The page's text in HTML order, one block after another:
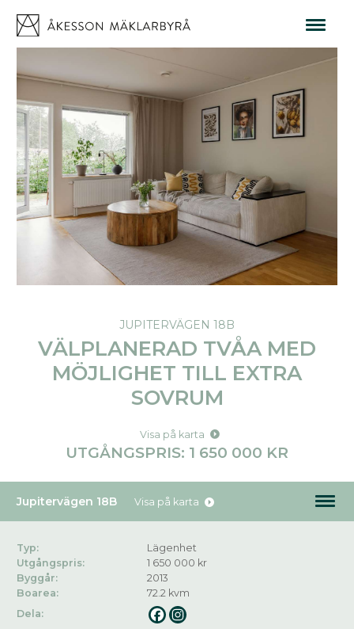
JUPITERVÄGEN 18B
VÄLPLANERAD TVÅA MED
MÖJLIGHET TILL EXTRA
SOVRUM
Visa på karta
UTGÅNGSPRIS: 1 650 000 KR
Jupitervägen 18B Visa på karta
Typ:
Lägenhet
Utgångspris:
1 650 000 kr
Byggår:
2013
Boarea:
72.2 kvm
Dela: